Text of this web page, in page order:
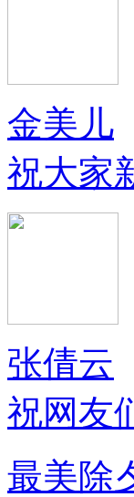
金美儿
祝大家
张倩云
祝网友
最美除